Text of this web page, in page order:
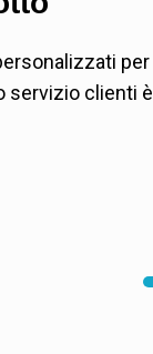
servizio clienti